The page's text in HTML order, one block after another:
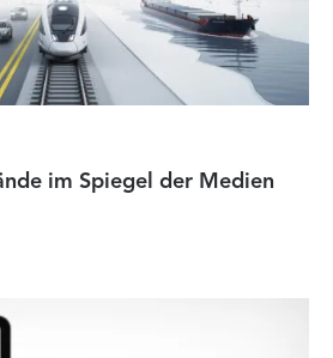
im Spiegel der Medien